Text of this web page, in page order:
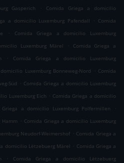
Gasperich
.
Comida Griega a domicilio
a domicilio Luxemburg Pafendall . Comida
.
Comida Griega a domicilio Luxemburg
Luxemburg Märel .
Comida Griega a
.
Comida Griega a domicilio Luxemburg
Luxemburg Bonneweg-Nord . Comida
Süd . Comida Griega a domicilio Luxemburg
Luxemburg Eich . Comida Griega a domicilio
Griega a domicilio Luxemburg Polfermillen
.
. Comida Griega a domicilio Luxemburg
Neudorf-Weimershof . Comida Griega a
domicilio Lëtzebuerg Märel . Comida Griega a
.
Comida Griega a domicilio Lëtzebuerg